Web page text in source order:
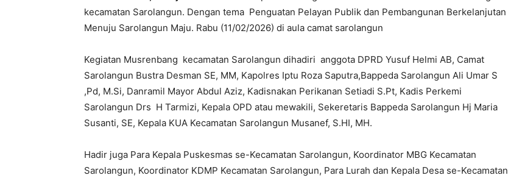
kecamatan Sarolangun. Dengan tema Penguatan Pelayan Publik dan Pembangunan Berkelanjutan
Menuju Sarolangun Maju. Rabu (11/02/2026) di aula camat sarolangun
Kegiatan Musrenbang kecamatan Sarolangun dihadiri anggota DPRD Yusuf Helmi AB, Camat
Sarolangun Bustra Desman SE, MM, Kapolres Iptu Roza Saputra,Bappeda Sarolangun Ali Umar S
,Pd, M.Si, Danramil Mayor Abdul Aziz, Kadisnakan Perikanan Setiadi S.Pt, Kadis Perkemi
Sarolangun Drs H Tarmizi, Kepala OPD atau mewakili, Sekeretaris Bappeda Sarolangun Hj Maria
Susanti, SE, Kepala KUA Kecamatan Sarolangun Musanef, S.HI, MH.
Hadir juga Para Kepala Puskesmas se-Kecamatan Sarolangun, Koordinator MBG Kecamatan
Sarolangun, Koordinator KDMP Kecamatan Sarolangun, Para Lurah dan Kepala Desa se-Kecamatan